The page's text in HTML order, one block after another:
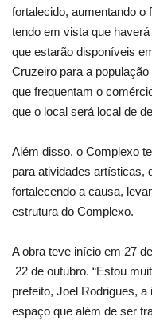
fortalecido, aumentando o
tendo em vista que
que estarão disponíveis
Cruzeiro para a
que frequentam o
que o local será local de
Além disso, o Complexo
para atividades artísticas,
fortalecendo a causa,
estrutura do Complexo.
A obra teve início em 27
22 de outubro. “Estou
prefeito, Joel Rodrigues,
espaço que além de ser